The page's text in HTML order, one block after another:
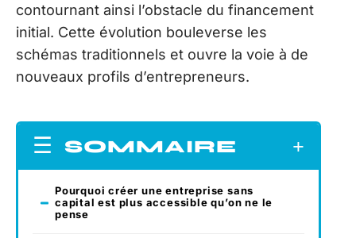
contournant ainsi l’obstacle du financement
initial. Cette évolution bouleverse les
schémas traditionnels et ouvre la voie à de
nouveaux profils d’entrepreneurs.
SOMMAIRE
Pourquoi créer une entreprise sans
capital est plus accessible qu’on ne le
pense